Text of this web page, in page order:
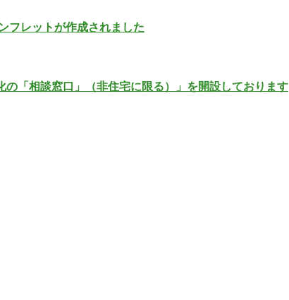
フレットが作成されました
「相談窓口」（非住宅に限る）」を開設しております